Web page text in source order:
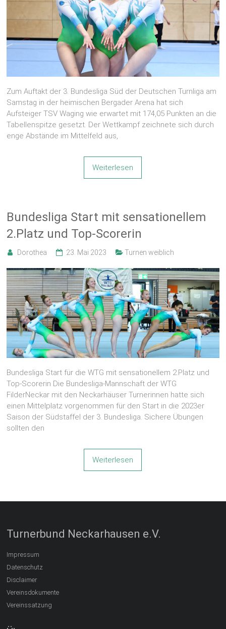
Zum Auftakt der 3. Bundesliga Süd der Deutschen Turnliga am
Samstag in der heimischen Bergader Arena hat sich
Aufsteiger TSV Waging wie erwartet mit 174,05 Punkten an die
Tabellenspitze gesetzt. Der Wettkampf zeichnete sich durch
enge Abstände im Mittelfeld aus,
Weiterlesen
Bundesliga Start mit sensationellem
2.Platz und Top-Scorerin
Dorothea 23. Mai 2023 Turnen weiblich
Bundesliga Start für die WTG mit sensationellem 2.Platz und
Top-Scorerin Die Bundesliga-Mannschaft der WTG
FilderNeckar mit den Neckarhäuser Turnerinnen hatte sich
einen Mittelplatz vorgenommen für den Start in die 2023er
Saison der Südstaffel der 3. Bundesliga. Sichere Übungen
sollten den
Weiterlesen
Turnerbund Neckarhausen e.V.
Impressum
Datenschutz
Disclaimer
Vereinsdokumente
Vereinssatzung